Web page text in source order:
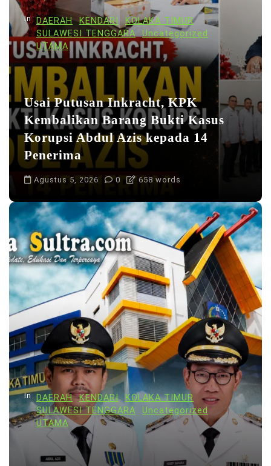
In DAERAH KENDARI
KOLAKA TIMUR
SULAWESI TENGGARA
Uncategorized
UTAMA
Usai Putusan Inkracht, KPK
Kembalikan Barang Bukti Kasus
Korupsi Abdul Azis kepada 14
Penerima
Agustus 5, 2026 0 658 words
In DAERAH KENDARI
KOLAKA TIMUR
SULAWESI TENGGARA
Uncategorized
UTAMA